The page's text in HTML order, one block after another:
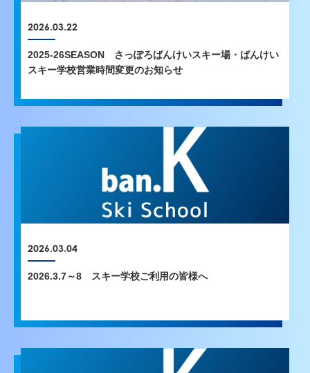
2026.03.22
2025-26SEASON さっぽろばんけいスキー場・ばんけい
スキー学校営業時間変更のお知らせ
2026.03.04
2026.3.7～8 スキー学校ご利用の皆様へ